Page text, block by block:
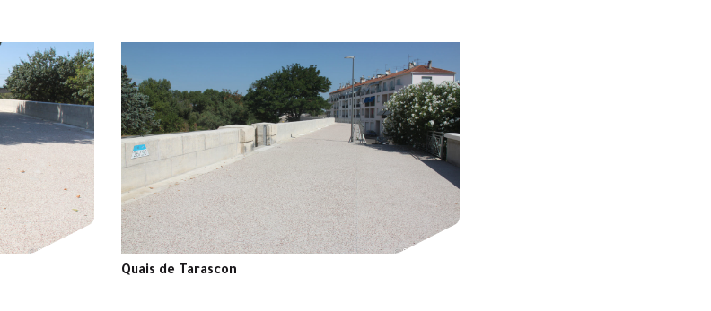
Quais de Tarascon